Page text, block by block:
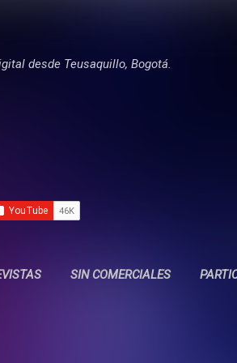
desde Teusaquillo, Bogotá.
SIN COMERCIALES